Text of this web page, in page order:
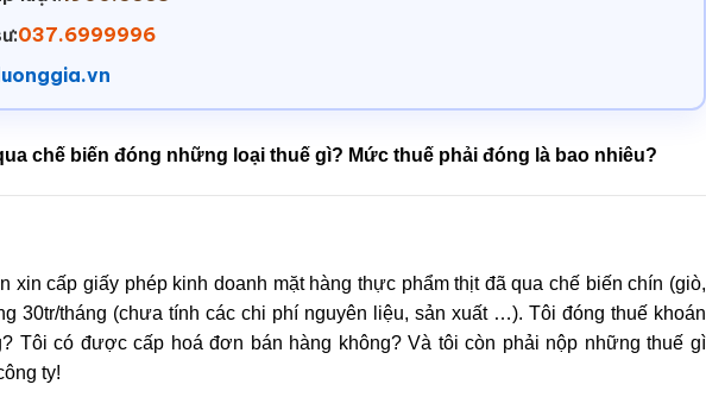
037.6999996
chế biến đóng những loại thuế gì? Mức thuế phải đóng là bao nhiêu?
xin cấp giấy phép kinh doanh mặt hàng thực phẩm thịt đã qua chế biến chín (giò,
30tr/tháng (chưa tính các chi phí nguyên liệu, sản xuất …). Tôi đóng thuế khoán
Tôi có được cấp hoá đơn bán hàng không? Và tôi còn phải nộp những thuế gì
ty!